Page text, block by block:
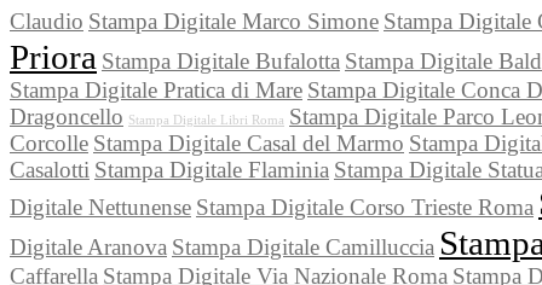
Claudio Stampa Digitale Marco Simone Stampa Digitale
Priora Stampa Digitale Bufalotta Stampa Digitale
Stampa Digitale Pratica di Mare Stampa Digitale Conca
Dragoncello Stampa Digitale Libri Roma Stampa Digitale Parco
Corcolle Stampa Digitale Casal del Marmo Stampa
Casalotti Stampa Digitale Flaminia Stampa Digitale
Digitale Nettunense Stampa Digitale Corso Trieste Roma
Digitale Aranova Stampa Digitale Camilluccia
Caffarella Stampa Digitale Via Nazionale Roma Stampa